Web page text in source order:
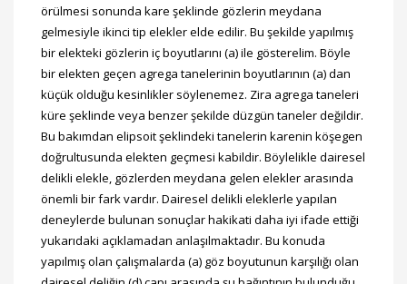
örülmesi sonunda kare şeklinde gözlerin meydana
gelmesiyle ikinci tip elekler elde edilir. Bu şekilde yapılmış
bir elekteki gözlerin iç boyutlarını (a) ile gösterelim. Böyle
bir elekten geçen agrega tanelerinin boyutlarının (a) dan
küçük olduğu kesinlikler söylenemez. Zira agrega taneleri
küre şeklinde veya benzer şekilde düzgün taneler değildir.
Bu bakımdan elipsoit şeklindeki tanelerin karenin köşegen
doğrultusunda elekten geçmesi kabildir. Böylelikle dairesel
delikli elekle, gözlerden meydana gelen elekler arasında
önemli bir fark vardır. Dairesel delikli eleklerle yapılan
deneylerde bulunan sonuçlar hakikati daha iyi ifade ettiği
yukarıdaki açıklamadan anlaşılmaktadır. Bu konuda
yapılmış olan çalışmalarda (a) göz boyutunun karşılığı olan